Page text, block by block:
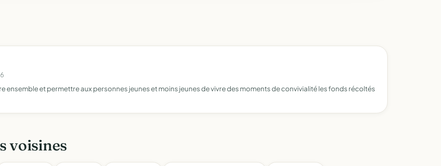
ensemble et permettre aux personnes jeunes et moins jeunes de vivre des moments de convivialité les fonds récoltés
voisines